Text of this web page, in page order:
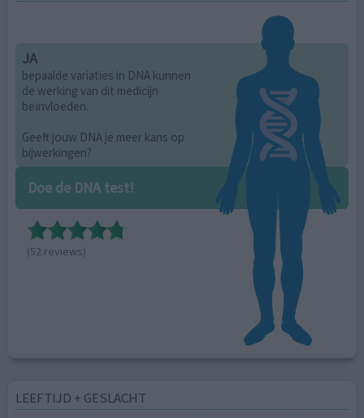
JA
bepaalde variaties in DNA kunnen
de werking van dit medicijn
beïnvloeden.
Geeft jouw DNA je meer kans op
bijwerkingen?
Doe de DNA test!
(52 reviews)
LEEFTIJD + GESLACHT